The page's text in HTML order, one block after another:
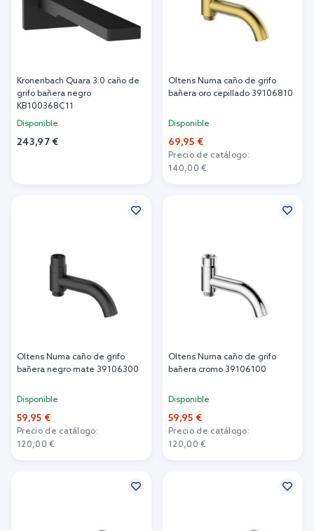
Kronenbach Quara 3.0 caño de
grifo bañera negro
KB100368C11
Disponible
243,97 €
Oltens Numa caño de grifo
bañera oro cepillado 39106810
Disponible
69,95 €
Precio de catálogo:
140,00 €
Oltens Numa caño de grifo
bañera negro mate 39106300
Disponible
59,95 €
Precio de catálogo:
120,00 €
Oltens Numa caño de grifo
bañera cromo 39106100
Disponible
59,95 €
Precio de catálogo:
120,00 €